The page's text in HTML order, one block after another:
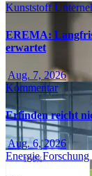
Kunststoff
EREMA:
erwartet
Aug. 7, 2026
Kommentar
Erfinden reicht
Aug. 6, 2026
EnergieForschung